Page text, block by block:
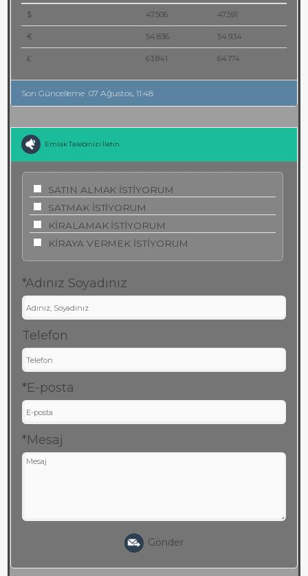
$ 47.506 47.591
€ 54.836 54.934
£ 63.841 64.174
Son Güncelleme 07 Ağustos, 11:48
Emlak Talebinizi İletin
SATIN ALMAK İSTİYORUM
SATMAK İSTİYORUM
KİRALAMAK İSTİYORUM
KİRAYA VERMEK İSTİYORUM
*Adınız Soyadınız
Telefon
*E-posta
*Mesaj
Gönder